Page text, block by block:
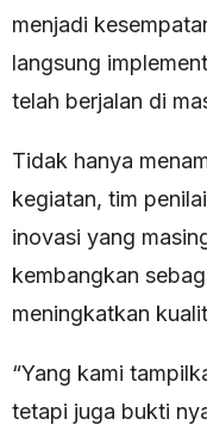
menjadi
langsung
telah berjalan di
Tidak hanya
kegiatan, tim
inovasi yang
kembangkan
meningkatkan
“Yang kami
tetapi juga bukti